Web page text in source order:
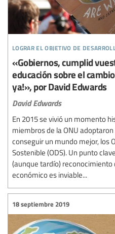
lograr el objetivo de
«Gobiernos, cumplid
educación sobre el
ya!», por David Edwards
David Edwards
En 2015 se vivió un momento
miembros de la ONU
conseguir un mundo mejor, los
Sostenible (ODS). Un punto
(aunque tardío) reconocimiento
económico es inviable...
18 septiembre 2019